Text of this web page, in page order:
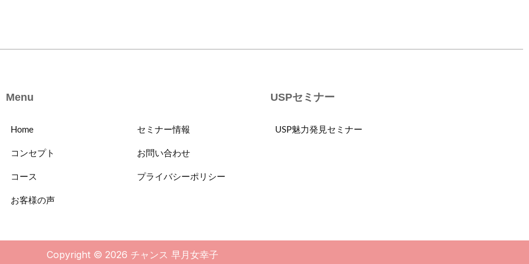
Menu
Home
コンセプト
コース
お客様の声
セミナー情報
お問い合わせ
プライバシーポリシー
USPセミナー
USP魅力発見セミナー
Copyright © 2026 チャンス 早月女幸子